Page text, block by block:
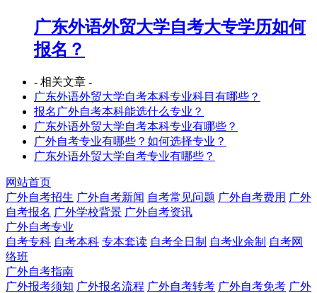
广东外语外贸大学自考大专学历如何
报名？
- 相关文章 -
广东外语外贸大学自考本科专业科目有哪些？
报名广外自考本科能选什么专业？
广东外语外贸大学自考本科专业有哪些？
广外自考专业有哪些？如何选择专业？
广东外语外贸大学自考专业有哪些？
网站首页
广外自考招生 广外自考新闻 自考常见问题 广外自考费用 广外
自考报名 广外学校背景 广外自考资讯
广外自考专业
自考专科 自考本科 专本套读 自考全日制 自考业余制 自考网
络班
广外自考指南
广外报考须知 广外报名流程 广外自考转考 广外自考免考 广外